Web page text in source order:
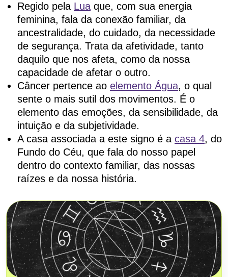
Regido pela Lua que, com sua energia
feminina, fala da conexão familiar, da
ancestralidade, do cuidado, da necessidade
de segurança. Trata da afetividade, tanto
daquilo que nos afeta, como da nossa
capacidade de afetar o outro.
Câncer pertence ao elemento Água, o qual
sente o mais sutil dos movimentos. É o
elemento das emoções, da sensibilidade, da
intuição e da subjetividade.
A casa associada a este signo é a casa 4, do
Fundo do Céu, que fala do nosso papel
dentro do contexto familiar, das nossas
raízes e da nossa história.